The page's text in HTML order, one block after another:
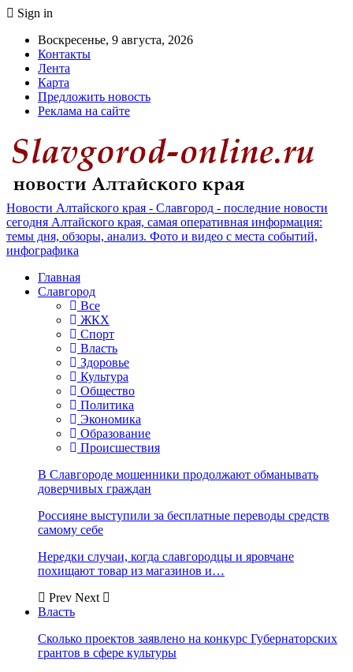
Sign in
Воскресенье, 9 августа, 2026
Контакты
Лента
Карта
Предложить новость
Реклама на сайте
Новости Алтайского края - Славгород - последние новости
сегодня Алтайского края, самая оперативная информация:
темы дня, обзоры, анализ. Фото и видео с места событий,
инфографика
Главная
Славгород
Все
ЖКХ
Спорт
Власть
Здоровье
Культура
Общество
Политика
Экономика
Образование
Происшествия
В Славгороде мошенники продолжают обманывать
доверчивых граждан
Россияне выступили за бесплатные переводы средств
самому себе
Нередки случаи, когда славгородцы и яровчане
похищают товар из магазинов и…
Prev Next
Власть
Сколько проектов заявлено на конкурс Губернаторских
грантов в сфере культуры